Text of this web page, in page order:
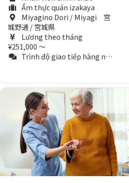
Ẩm thực quán izakaya
Miyagino Dori / Miyagi 宮
城野通 / 宮城県
Lương theo tháng
¥251,000 ～
Trình độ giao tiếp hàng ngày (Tương đương N3)